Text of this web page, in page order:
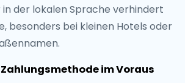
der lokalen Sprache verhindert
besonders bei kleinen Hotels oder
Zahlungsmethode im Voraus